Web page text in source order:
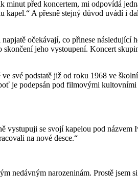
před koncertem, mi odpovídá
A přesně stejný důvod uvádí i
očekávají, co přinese následující
jeho vystoupení. Koncert
své podstatě již od roku 1968 ve
je podepsán pod filmovými
vystupuji se svojí kapelou pod
na nové desce.“
nedávným narozeninám. Prostě jsem